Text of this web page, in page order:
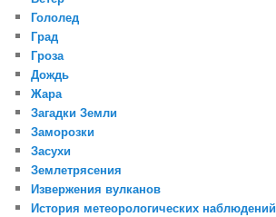
Гололед
Град
Гроза
Дождь
Жара
Загадки Земли
Заморозки
Засухи
Землетрясения
Извержения вулканов
История метеорологических наблюдений